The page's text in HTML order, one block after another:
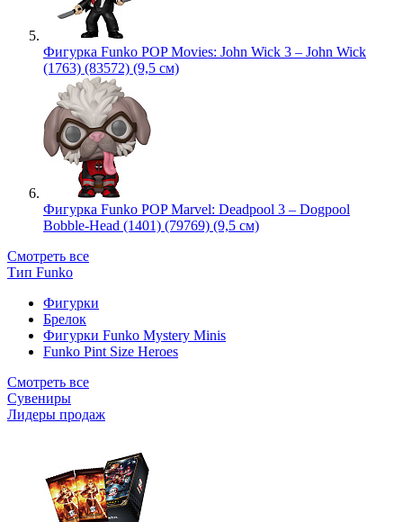
Фигурка Funko POP Movies: John Wick 3 – John Wick
(1763) (83572) (9,5 см)
Фигурка Funko POP Marvel: Deadpool 3 – Dogpool
Bobble-Head (1401) (79769) (9,5 см)
Смотреть все
Тип Funko
Фигурки
Брелок
Фигурки Funko Mystery Minis
Funko Pint Size Heroes
Смотреть все
Сувениры
Лидеры продаж